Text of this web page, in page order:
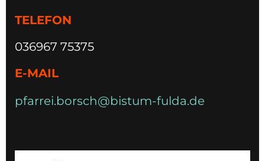
TELEFON
036967 75375
E-MAIL
pfarrei.borsch@bistum-fulda.de